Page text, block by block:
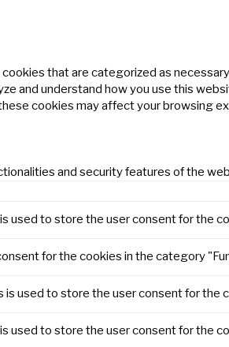
that are categorized as
and understand how you use this
cookies may affect your browsing
and security features of the
used to store the user consent for the
for the cookies in the category
is used to store the user consent for
used to store the user consent for the